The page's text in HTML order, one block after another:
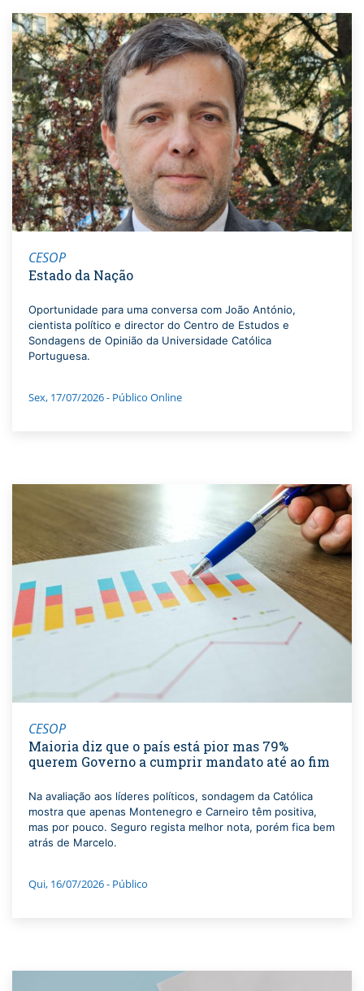
CESOP
Estado da Nação
Oportunidade para uma conversa com João António,
cientista político e director do Centro de Estudos e
Sondagens de Opinião da Universidade Católica
Portuguesa.
Sex, 17/07/2026 - Público Online
CESOP
Maioria diz que o país está pior mas 79%
querem Governo a cumprir mandato até ao fim
Na avaliação aos líderes políticos, sondagem da Católica
mostra que apenas Montenegro e Carneiro têm positiva,
mas por pouco. Seguro regista melhor nota, porém fica bem
atrás de Marcelo.
Qui, 16/07/2026 - Público